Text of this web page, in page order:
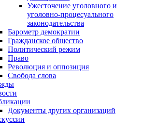
Ужесточение уголовного и
уголовно-процесуального
законодательства
Барометр демократии
Гражданское общество
Политический режим
Право
Революция и оппозиция
Свобода слова
Документы других организаций